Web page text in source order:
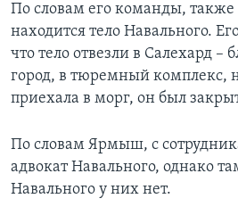
По словам его команды, также
находится тело Навального.
что тело отвезли в Салехард
город, в тюремный комплекс,
приехала в морг, он был
По словам Ярмыш, с
адвокат Навального, однако
Навального у них нет.